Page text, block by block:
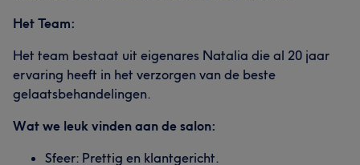
Het Team:
Het team bestaat uit eigenares Natalia die al 20 jaar
ervaring heeft in het verzorgen van de beste
gelaatsbehandelingen.
Wat we leuk vinden aan de salon:
Sfeer: Prettig en klantgericht.